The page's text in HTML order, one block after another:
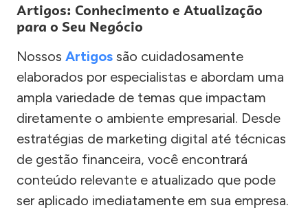
Artigos: Conhecimento e Atualização
para o Seu Negócio
Nossos Artigos são cuidadosamente
elaborados por especialistas e abordam uma
ampla variedade de temas que impactam
diretamente o ambiente empresarial. Desde
estratégias de marketing digital até técnicas
de gestão financeira, você encontrará
conteúdo relevante e atualizado que pode
ser aplicado imediatamente em sua empresa.